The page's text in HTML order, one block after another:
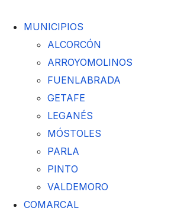
MUNICIPIOS
ALCORCÓN
ARROYOMOLINOS
FUENLABRADA
GETAFE
LEGANÉS
MÓSTOLES
PARLA
PINTO
VALDEMORO
COMARCAL